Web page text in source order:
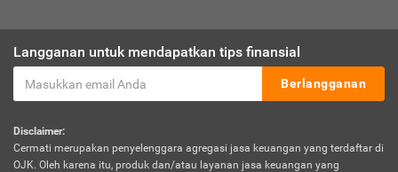
Langganan untuk mendapatkan tips finansial
Berlangganan
Disclaimer:
Cermati merupakan penyelenggara agregasi jasa keuangan yang terdaftar di
OJK. Oleh karena itu, produk dan/atau layanan jasa keuangan yang